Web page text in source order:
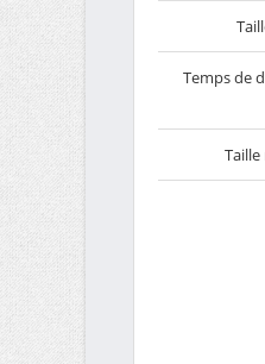
Temps de